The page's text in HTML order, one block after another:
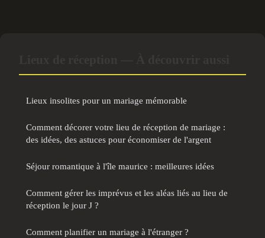
Lieux insolites pour un mariage mémorable
Comment décorer votre lieu de réception de mariage :
des idées, des astuces pour économiser de l'argent
Séjour romantique à l'île maurice : meilleures idées
Comment gérer les imprévus et les aléas liés au lieu de
réception le jour J ?
Comment planifier un mariage à l'étranger ?